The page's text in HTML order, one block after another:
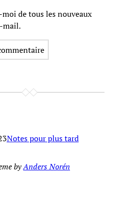
de tous les nouveaux
mail.
Notes pour plus tard
byAnders Norén